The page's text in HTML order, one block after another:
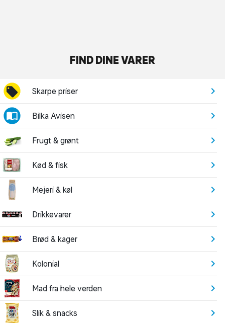
FIND DINE VARER
Skarpe priser
Bilka Avisen
Frugt & grønt
Kød & fisk
Mejeri & køl
Drikkevarer
Brød & kager
Kolonial
Mad fra hele verden
Slik & snacks